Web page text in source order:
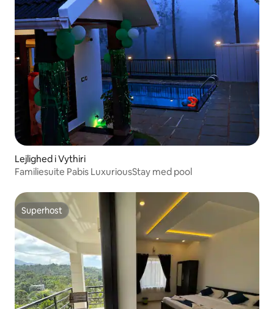
Lejlighed i Vythiri
Familiesuite Pabis LuxuriousStay med pool
Superhost
Superhost